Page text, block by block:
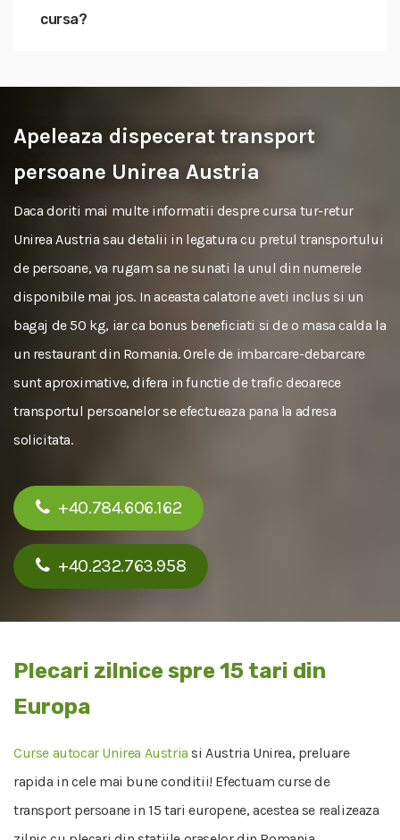
cursa?
Apeleaza dispecerat transport
persoane Unirea Austria
Daca doriti mai multe informatii despre cursa tur-retur
Unirea Austria sau detalii in legatura cu pretul transportului
de persoane, va rugam sa ne sunati la unul din numerele
disponibile mai jos. In aceasta calatorie aveti inclus si un
bagaj de 50 kg, iar ca bonus beneficiati si de o masa calda la
un restaurant din Romania. Orele de imbarcare-debarcare
sunt aproximative, difera in functie de trafic deoarece
transportul persoanelor se efectueaza pana la adresa
solicitata.
+40.784.606.162
+40.232.763.958
Plecari zilnice spre 15 tari din
Europa
Curse autocar Unirea Austria si Austria Unirea, preluare
rapida in cele mai bune conditii! Efectuam curse de
transport persoane in 15 tari europene, acestea se realizeaza